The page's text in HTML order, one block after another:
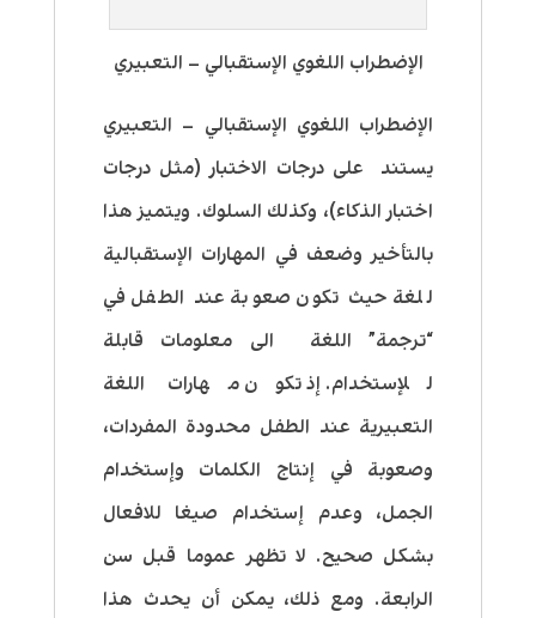
الإضطراب اللغوي الإستقبالي – التعبيري
الإضطراب اللغوي الإستقبالي – التعبيري
يستند على درجات الاختبار (مثل درجات
اختبار الذكاء)، وكذلك السلوك. ويتميز هذا
بالتأخير وضعف في المهارات الإستقبالية
للغة حيث تكون صعوبة عند الطفل في
“ترجمة” اللغة الى معلومات قابلة
للإستخدام. إذ تكون مهارات اللغة
التعبيرية عند الطفل محدودة المفردات،
وصعوبة في إنتاج الكلمات وإستخدام
الجمل، وعدم إستخدام صيغا للافعال
بشكل صحيح. لا تظهر عموما قبل سن
الرابعة. ومع ذلك، يمكن أن يحدث هذا